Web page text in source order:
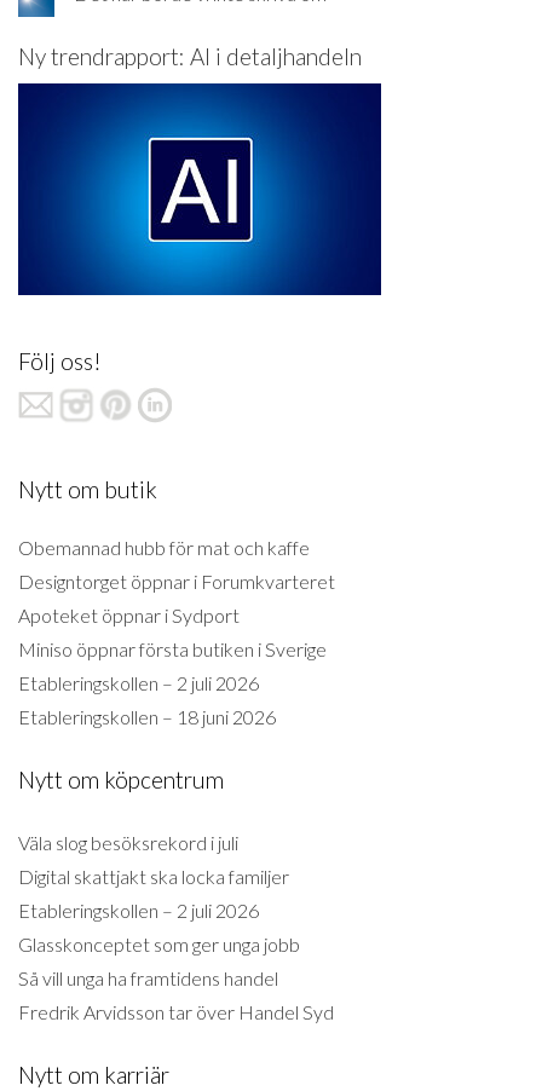
Ny trendrapport: AI i detaljhandeln
Följ oss!
Nytt om butik
Obemannad hubb för mat och kaffe
Designtorget öppnar i Forumkvarteret
Apoteket öppnar i Sydport
Miniso öppnar första butiken i Sverige
Etableringskollen – 2 juli 2026
Etableringskollen – 18 juni 2026
Nytt om köpcentrum
Väla slog besöksrekord i juli
Digital skattjakt ska locka familjer
Etableringskollen – 2 juli 2026
Glasskonceptet som ger unga jobb
Så vill unga ha framtidens handel
Fredrik Arvidsson tar över Handel Syd
Nytt om karriär